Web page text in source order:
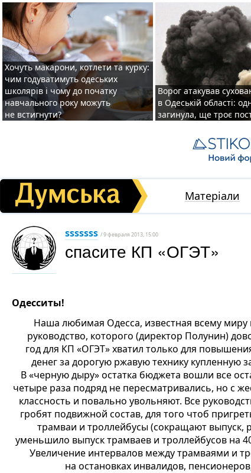
Хочуть макарони, котлети та курку:
чим годуватимуть одеських
школярів і чому до початку
навчального року можуть
не встигнути?
Ворог атакував
в Одеській області:
загинула, ще троє
Матеріали
sssssss / 9 февраля 2013, 15:00
спасите КП «ОГЭТ»
Одесситы!
Наша любимая Одесса, известная всему миру
руководство, которого (директор Полунин)
год для КП «ОГЭТ» хватил только для
денег за дорогую ржавую технику купленную
В «черную дыру» остатка бюджета вошли все
четыре раза подряд не пересматривались, но c
классность и повально увольняют. Все
гробят подвижной состав, для того чтоб
трамваи и троллейбусы (сокращают выпуск,
уменьшило выпуск трамваев и троллейбусов на
Увеличение интервалов между трамваями и
на остановках инвалидов,